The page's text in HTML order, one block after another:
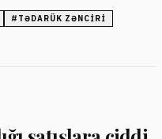
texnologiyalarına
# TƏDARÜK ZƏNCIRI